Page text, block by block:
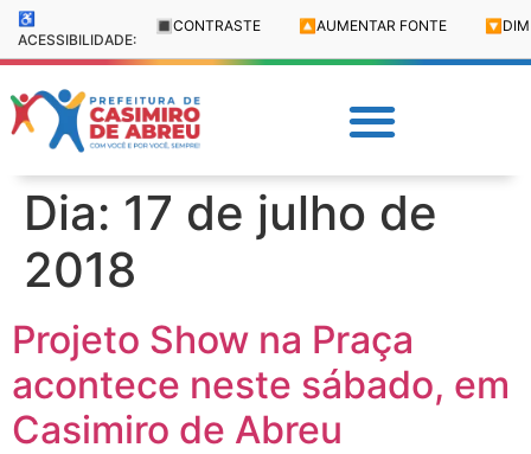
♿
ACESSIBILIDADE:
🔳 CONTRASTE 🔼 AUMENTAR FONTE 🔽
Dia: 17 de julho de
2018
Projeto Show na Praça
acontece neste sábado, em
Casimiro de Abreu